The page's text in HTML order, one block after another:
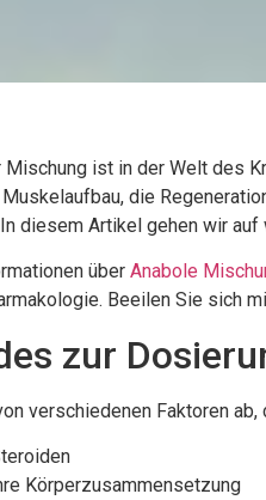
Mischung ist in der Welt des
die
diesem Artikel gehen wir
über Anabole
Beeilen Sie sich
zur
verschiedenen Faktoren ab,
Körperzusammensetzung